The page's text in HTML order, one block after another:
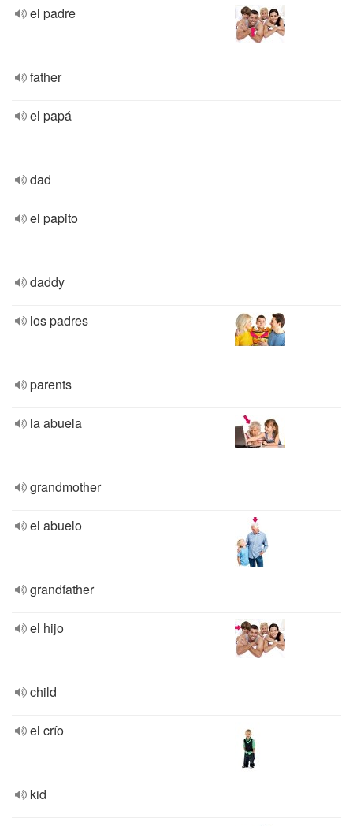
el padre
father
el papá
dad
el papito
daddy
los padres
parents
la abuela
grandmother
el abuelo
grandfather
el hijo
child
el crío
kid